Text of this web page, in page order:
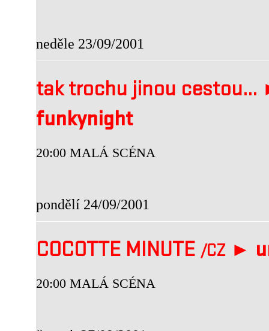
neděle 23/09/2001
tak trochu jinou cestou...
funkynight
20:00 MALÁ SCÉNA
pondělí 24/09/2001
COCOTTE MINUTE /CZ ►
20:00 MALÁ SCÉNA